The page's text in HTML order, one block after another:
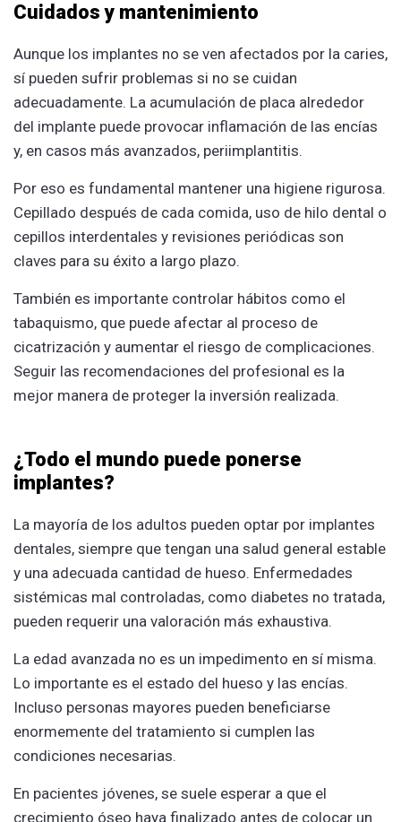
Cuidados y mantenimiento
Aunque los implantes no se ven afectados por la caries,
sí pueden sufrir problemas si no se cuidan
adecuadamente. La acumulación de placa alrededor
del implante puede provocar inflamación de las encías
y, en casos más avanzados, periimplantitis.
Por eso es fundamental mantener una higiene rigurosa.
Cepillado después de cada comida, uso de hilo dental o
cepillos interdentales y revisiones periódicas son
claves para su éxito a largo plazo.
También es importante controlar hábitos como el
tabaquismo, que puede afectar al proceso de
cicatrización y aumentar el riesgo de complicaciones.
Seguir las recomendaciones del profesional es la
mejor manera de proteger la inversión realizada.
¿Todo el mundo puede ponerse
implantes?
La mayoría de los adultos pueden optar por implantes
dentales, siempre que tengan una salud general estable
y una adecuada cantidad de hueso. Enfermedades
sistémicas mal controladas, como diabetes no tratada,
pueden requerir una valoración más exhaustiva.
La edad avanzada no es un impedimento en sí misma.
Lo importante es el estado del hueso y las encías.
Incluso personas mayores pueden beneficiarse
enormemente del tratamiento si cumplen las
condiciones necesarias.
En pacientes jóvenes, se suele esperar a que el
crecimiento óseo haya finalizado antes de colocar un